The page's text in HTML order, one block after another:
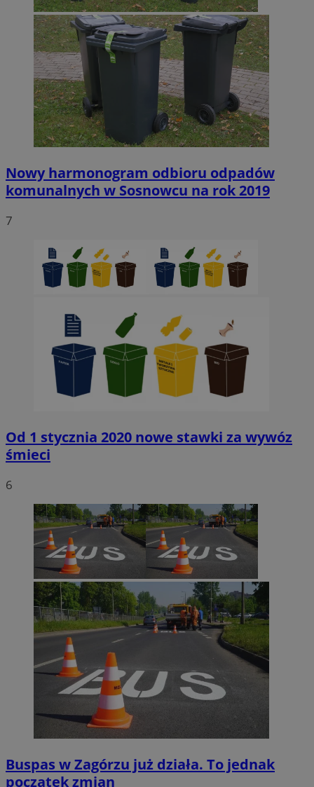
Nowy harmonogram odbioru odpadów
komunalnych w Sosnowcu na rok 2019
7
Od 1 stycznia 2020 nowe stawki za wywóz
śmieci
6
Buspas w Zagórzu już działa. To jednak
początek zmian